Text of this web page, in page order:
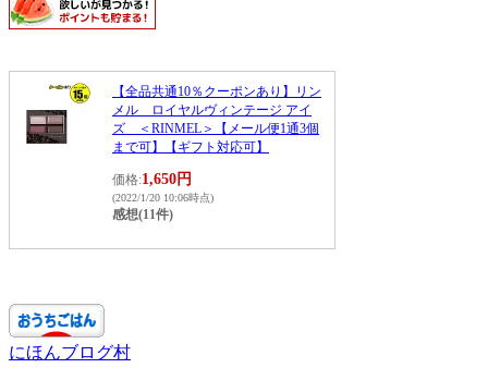
【全品共通10％クーポンあり】リン
メル ロイヤルヴィンテージ アイ
ズ ＜RINMEL＞【メール便1通3個
まで可】【ギフト対応可】
価格:1,650円
(2022/1/20 10:06時点)
感想(11件)
にほんブログ村